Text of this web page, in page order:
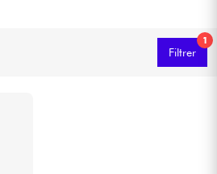
1
Filtrer